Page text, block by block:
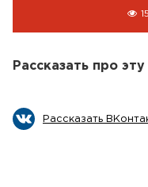
Рассказать про
Рассказать